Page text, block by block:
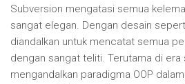
Subversion mengatasi semua
sangat elegan. Dengan desain
diandalkan untuk mencatat semua
dengan sangat teliti. Terutama di era
mengandalkan paradigma OOP